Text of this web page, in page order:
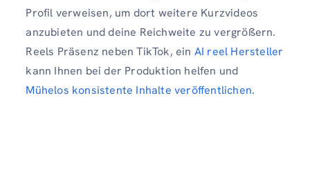
Profil verweisen, um dort weitere Kurzvideos
anzubieten und deine Reichweite zu vergrößern.
Reels Präsenz neben TikTok, ein AI reel Hersteller
kann Ihnen bei der Produktion helfen und
Mühelos konsistente Inhalte veröffentlichen.